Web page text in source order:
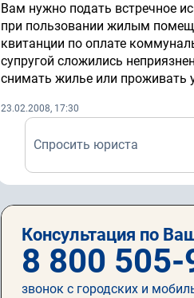
Вам нужно подать встречное
при пользовании жилым
квитанции по оплате
супругой сложились
снимать жилье или проживать
23.02.2008, 17:30
Спросить юриста
Консультация по
8 800 505-
звонок с городских и